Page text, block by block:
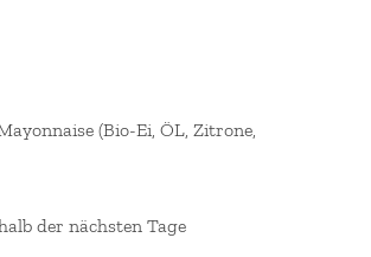
(Bio-Ei, ÖL, Zitrone,
der nächsten Tage